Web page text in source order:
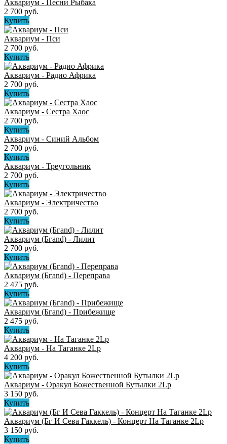
Аквариум - Песни Рыбака
2 700 руб.
Купить
Аквариум - Пси
2 700 руб.
Купить
Аквариум - Радио Африка
2 700 руб.
Купить
Аквариум - Сестра Хаос
2 700 руб.
Купить
Аквариум - Синий Альбом
2 700 руб.
Купить
Аквариум - Треугольник
2 700 руб.
Купить
Аквариум - Электричество
2 700 руб.
Купить
Аквариум (Бгand) - Лилит
2 700 руб.
Купить
Аквариум (Бгand) - Переправа
2 475 руб.
Купить
Аквариум (Бгand) - Прибежище
2 475 руб.
Купить
Аквариум - На Таганке 2Lp
4 200 руб.
Купить
Аквариум - Оракул Божественной Бутылки 2Lp
3 150 руб.
Купить
Аквариум (Бг И Сева Гаккель) - Концерт На Таганке 2Lp
3 150 руб.
Купить